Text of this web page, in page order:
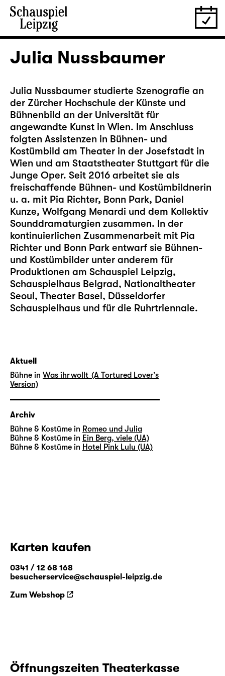
Julia Nussbaumer
Julia Nussbaumer studierte Szenografie an
der Zürcher Hochschule der Künste und
Bühnenbild an der Universität für
angewandte Kunst in Wien. Im Anschluss
folgten Assistenzen in Bühnen- und
Kostümbild am Theater in der Josefstadt in
Wien und am Staatstheater Stuttgart für die
Junge Oper. Seit 2016 arbeitet sie als
freischaffende Bühnen- und Kostümbildnerin
u. a. mit Pia Richter, Bonn Park, Daniel
Kunze, Wolfgang Menardi und dem Kollektiv
Sounddramaturgien zusammen. In der
kontinuierlichen Zusammenarbeit mit Pia
Richter und Bonn Park entwarf sie Bühnen-
und Kostümbilder unter anderem für
Produktionen am Schauspiel Leipzig,
Schauspielhaus Belgrad, Nationaltheater
Seoul, Theater Basel, Düsseldorfer
Schauspielhaus und für die Ruhrtriennale.
Aktuell
Bühne in Was ihr wollt (A Tortured Lover’s
Version)
Archiv
Bühne & Kostüme in Romeo und Julia
Bühne & Kostüme in Ein Berg, viele (UA)
Bühne & Kostüme in Hotel Pink Lulu (UA)
Karten kaufen
0341 / 12 68 168
besucherservice@schauspiel-leipzig.de
Zum Webshop
Öffnungszeiten Theaterkasse